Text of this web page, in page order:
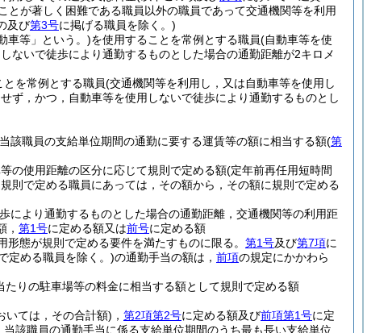
とが著しく困難である職員以外の職員であって交通機関等を利用
及び第3号に掲げる職員を除く。)
車等」という。)を使用することを常例とする職員(自動車等を使
ないで徒歩により通勤するものとした場合の通勤距離が2キロメ
を常例とする職員(交通機関等を利用し，又は自動車等を使用し
ず，かつ，自動車等を使用しないで徒歩により通勤するものとし
職員の支給単位期間の通勤に要する運賃等の額に相当する額(第
の使用距離の区分に応じて規則で定める額(定年前再任用短時間
則で定める職員にあっては，その額から，その額に規則で定める
より通勤するものとした場合の通勤距離，交通機関等の利用距
， 第1号に定める額又は前号に定める額
形態が規則で定める要件を満たすものに限る。 第1号及び第7項に
定める職員を除く。)の通勤手当の額は， 前項の規定にかかわら
りの駐車場等の料金に相当する額として規則で定める額
いては，その合計額) ， 第2項第2号に定める額及び前項第1号に定
該職員の通勤手当に係る支給単位期間のうち最も長い支給単位